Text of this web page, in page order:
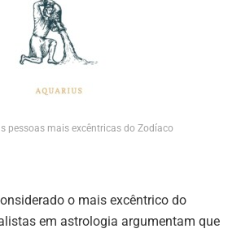
pessoas mais excêntricas do Zodíaco
o mais excêntrico do
em astrologia argumentam que